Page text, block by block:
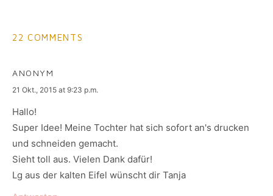
22 COMMENTS
ANONYM
says:
21 Okt., 2015 at 9:23 p.m.
Hallo!
Super Idee! Meine Tochter hat sich sofort an's drucken
und schneiden gemacht.
Sieht toll aus. Vielen Dank dafür!
Lg aus der kalten Eifel wünscht dir Tanja